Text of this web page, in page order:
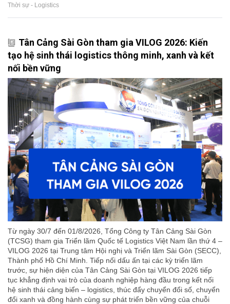
Thời sự - Logistics
Tân Cảng Sài Gòn tham gia VILOG 2026: Kiến
tạo hệ sinh thái logistics thông minh, xanh và kết
nối bền vững
Từ ngày 30/7 đến 01/8/2026, Tổng Công ty Tân Cảng Sài Gòn
(TCSG) tham gia Triển lãm Quốc tế Logistics Việt Nam lần thứ 4 –
VILOG 2026 tại Trung tâm Hội nghị và Triển lãm Sài Gòn (SECC),
Thành phố Hồ Chí Minh. Tiếp nối dấu ấn tại các kỳ triển lãm
trước, sự hiện diện của Tân Cảng Sài Gòn tại VILOG 2026 tiếp
tục khẳng định vai trò của doanh nghiệp hàng đầu trong kết nối
hệ sinh thái cảng biển – logistics, thúc đẩy chuyển đổi số, chuyển
đổi xanh và đồng hành cùng sự phát triển bền vững của chuỗi